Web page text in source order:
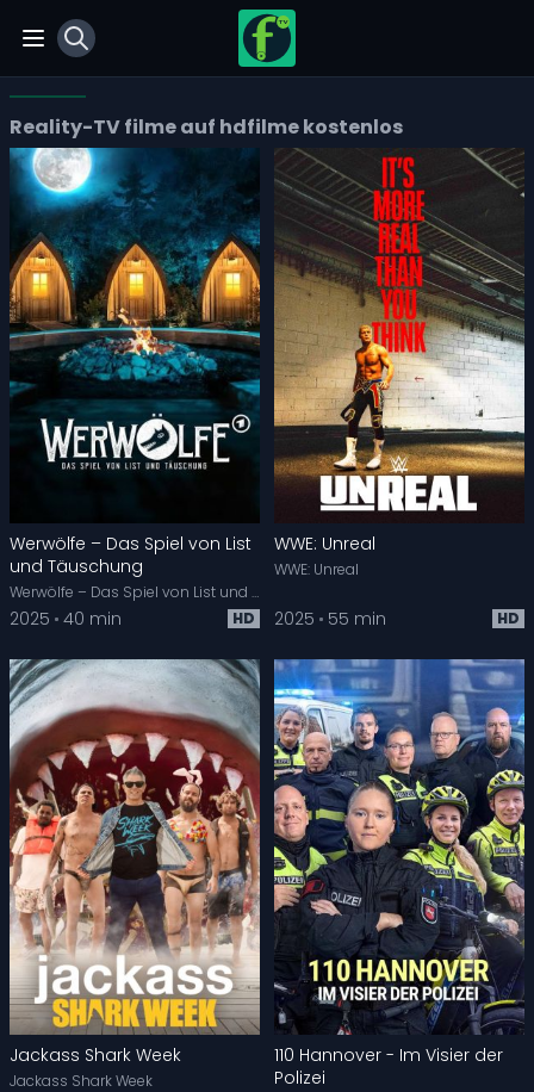
Open main menu
View notifications
Reality-TV filme auf hdfilme kostenlos
Werwölfe – Das Spiel von List
und Täuschung
Werwölfe – Das Spiel von List und Täuschung
2025 40 min HD
WWE: Unreal
WWE: Unreal
2025 55 min HD
Jackass Shark Week
Jackass Shark Week
110 Hannover - Im Visier der
Polizei